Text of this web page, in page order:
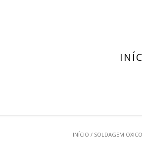
INÍCIO / SOLDAGEM